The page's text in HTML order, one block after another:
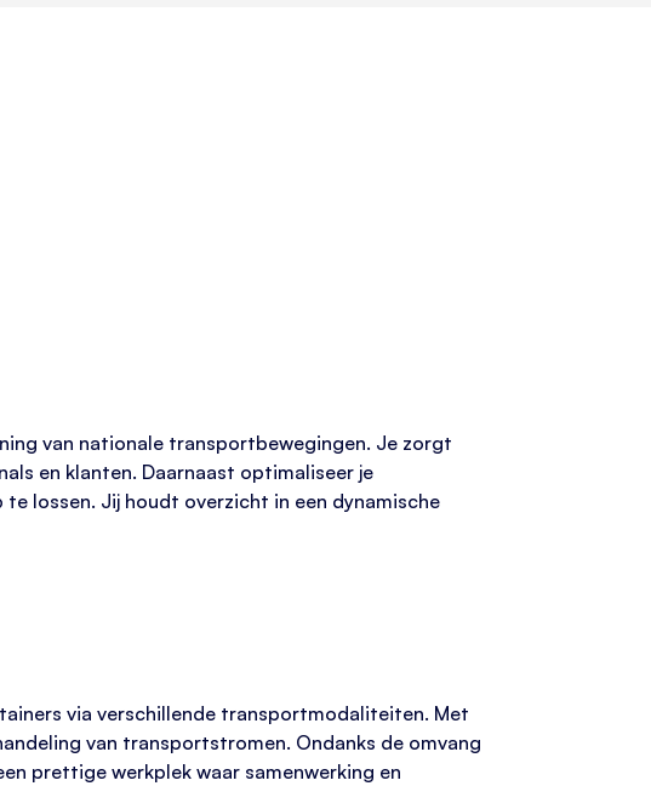
van nationale transportbewegingen. Je zorgt
en klanten. Daarnaast optimaliseer je
lossen. Jij houdt overzicht in een dynamische
via verschillende transportmodaliteiten. Met
van transportstromen. Ondanks de omvang
prettige werkplek waar samenwerking en